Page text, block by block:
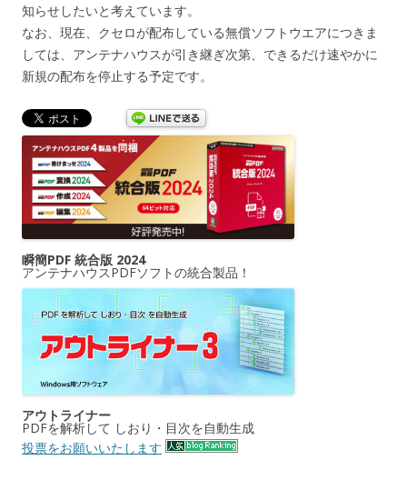
知らせしたいと考えています。
なお、現在、クセロが配布している無償ソフトウエアにつきま
しては、アンテナハウスが引き継ぎ次第、できるだけ速やかに
新規の配布を停止する予定です。
瞬簡PDF 統合版 2024
アンテナハウスPDFソフトの統合製品！
アウトライナー
PDFを解析して しおり・目次を自動生成
投票をお願いいたします